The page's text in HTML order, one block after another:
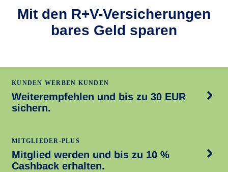
Mit den R+V-Versicherungen
bares Geld sparen
KUNDEN WERBEN KUNDEN
Weiterempfehlen und bis zu 30 EUR
sichern.
MITGLIEDER-PLUS
Mitglied werden und bis zu 10 %
Cashback erhalten.